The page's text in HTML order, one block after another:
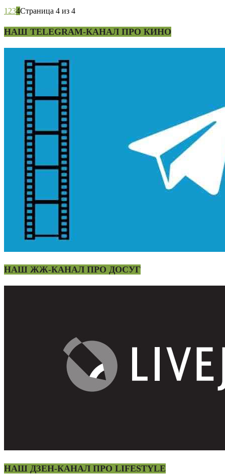
1 234Страница 4 из 4
НАШ TELEGRAM-КАНАЛ ПРО КИНО
НАШ ЖЖ-КАНАЛ ПРО ДОСУГ
НАШ ДЗЕН-КАНАЛ ПРО LIFESTYLE